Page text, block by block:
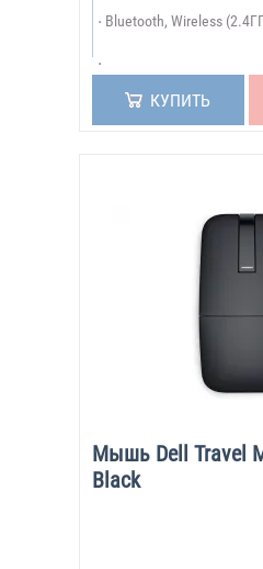
Bluetooth, Wireless
КУПИТЬ
Мышь Dell Travel
Black